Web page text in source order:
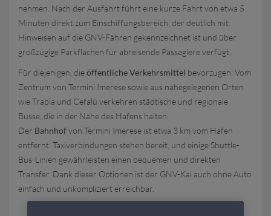
nehmen. Nach der Ausfahrt führt eine kurze Fahrt von etwa 5
Minuten direkt zum Einschiffungsbereich, der deutlich mit
Hinweisen auf die GNV-Fähren gekennzeichnet ist und über
großzügige Parkflächen für abreisende Passagiere verfügt.
Für diejenigen, dieöffentliche Verkehrsmittel bevorzugen: Vom
Zentrum von Termini Imerese sowie aus nahegelegenen Orten
wie Trabia und Cefalù verkehren städtische und regionale
Busse, die in der Nähe des Hafens halten.
Der Bahnhofvon Termini Imerese ist etwa 3 km vom Hafen
entfernt. Taxiverbindungen stehen bereit, und einige Shuttle-
Bus-Linien gewährleisten einen bequemen und direkten
Transfer. Dank dieser Optionen ist der GNV-Kai auch ohne Auto
einfach und unkompliziert erreichbar.